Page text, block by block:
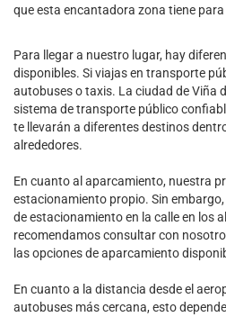
que esta encantadora zona tiene
Para llegar a nuestro lugar, hay
disponibles. Si viajas en transporte
autobuses o taxis. La ciudad de Viña
sistema de transporte público
te llevarán a diferentes destinos
alrededores.
En cuanto al aparcamiento, nuestra
estacionamiento propio. Sin
de estacionamiento en la calle en los
recomendamos consultar con
las opciones de aparcamiento
En cuanto a la distancia desde el
autobuses más cercana, esto